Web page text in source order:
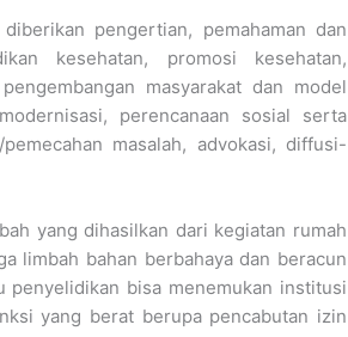
diberikan pengertian, pemahaman dan
kesehatan, promosi kesehatan,
masyarakat dan model
perencanaan sosial serta
masalah, advokasi, diffusi-
yang dihasilkan dari kegiatan rumah
limbah bahan berbahaya dan beracun
bisa menemukan institusi
yang berat berupa pencabutan izin